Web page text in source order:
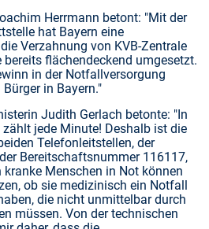
Herrmann betont: "Mit der
hat Bayern eine
Verzahnung von KVB-Zentrale
flächendeckend umgesetzt.
in der Notfallversorgung
in Bayern."
Judith Gerlach betonte: "In
jede Minute! Deshalb ist die
Telefonleitstellen, der
Bereitschaftsnummer 116117,
Menschen in Not können
ob sie medizinisch ein Notfall
die nicht unmittelbar durch
müssen. Von der technischen